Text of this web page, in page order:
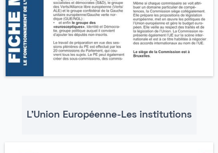
L'Union Européenne-Les institutions